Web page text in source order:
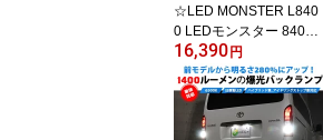
☆LED MONSTER L840
0 LEDモンスター 8400l
m ルーメン LEDハイビー
ムバルブキット LEDカラ
ー：ホワイト6300K ケル
ビン 全光束：8400lm バ
ルブ規格：HB3 9005 15-
16,390円